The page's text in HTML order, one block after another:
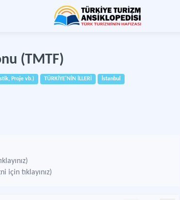
(TMTF)
Proje vb.) TÜRKİYE'NİN İLLERİ İstanbul
için tıklayınız)